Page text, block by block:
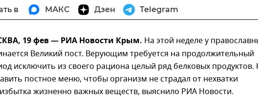
в МАКС Дзен Telegram
19 фев — РИА Новости Крым. На этой неделе у
Великий пост. Верующим требуется на продолжительный
исключить из своего рациона целый ряд белковых продуктов.
постное меню, чтобы организм не страдал от нехватки
жизненно важных веществ, выяснило РИА Новости.